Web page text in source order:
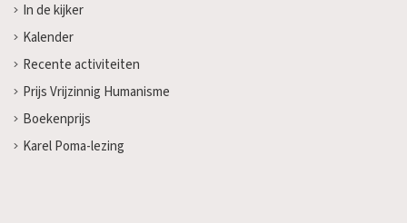
In de kijker
Kalender
Recente activiteiten
Prijs Vrijzinnig Humanisme
Boekenprijs
Karel Poma-lezing